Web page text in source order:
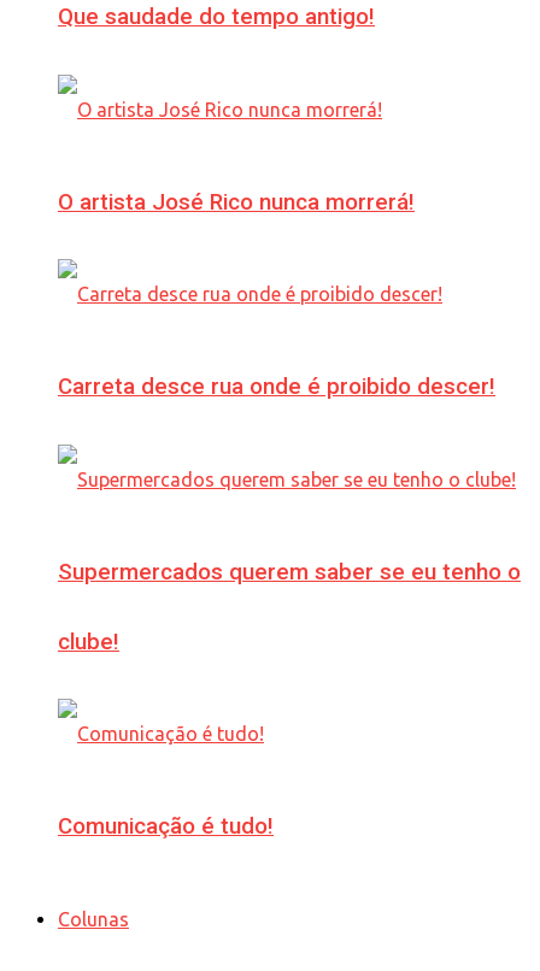
Que saudade do tempo antigo!
O artista José Rico nunca morrerá!
Carreta desce rua onde é proibido descer!
Supermercados querem saber se eu tenho o
clube!
Comunicação é tudo!
Colunas